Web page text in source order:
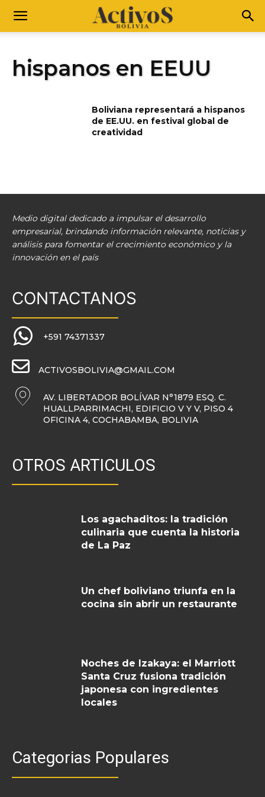
hispanos en EEUU
Boliviana representará a hispanos
de EE.UU. en festival global de
creatividad
Medio digital dedicado a impulsar el desarrollo
empresarial, brindando información relevante, noticias y
análisis para fomentar el crecimiento económico y la
innovación en el país
CONTACTANOS
+591 74371337
ACTIVOSBOLIVIA@GMAIL.COM
AV. LIBERTADOR BOLÍVAR N°1879 ESQ. C.
HUALLPARRIMACHI, EDIFICIO V Y V, PISO 4
OFICINA 4, COCHABAMBA, BOLIVIA
OTROS ARTICULOS
Los agachaditos: la tradición
culinaria que cuenta la historia
de La Paz
Un chef boliviano triunfa en la
cocina sin abrir un restaurante
Noches de Izakaya: el Marriott
Santa Cruz fusiona tradición
japonesa con ingredientes
locales
Categorias Populares